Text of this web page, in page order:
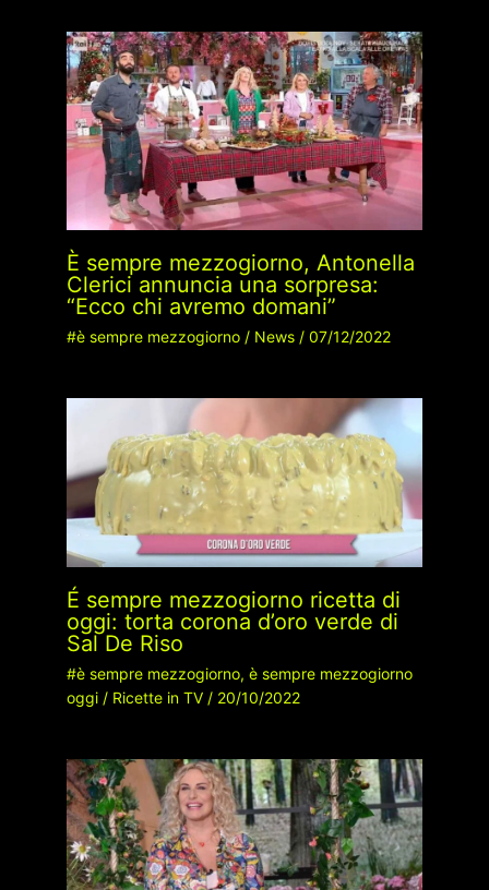
È sempre mezzogiorno, Antonella
Clerici annuncia una sorpresa:
“Ecco chi avremo domani”
#è sempre mezzogiorno/ News/ 07/12/2022
É sempre mezzogiorno ricetta di
oggi: torta corona d’oro verde di
Sal De Riso
#è sempre mezzogiorno, è sempre mezzogiorno
oggi/ Ricette in TV/ 20/10/2022